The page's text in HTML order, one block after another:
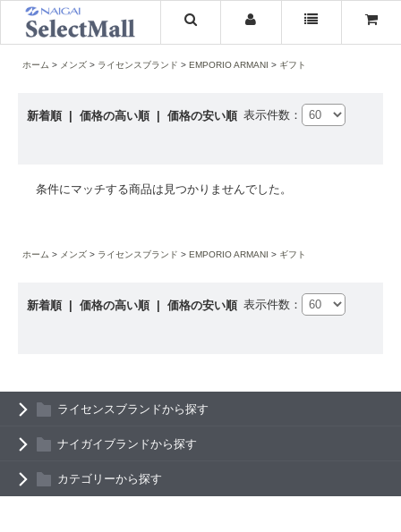
ホーム メンズ ライセンスブランド EMPORIO ARMANI ギフト
新着順 価格の高い順 価格の安い順 表示件数：
条件にマッチする商品は見つかりませんでした。
ホーム メンズ ライセンスブランド EMPORIO ARMANI ギフト
新着順 価格の高い順 価格の安い順 表示件数：
ライセンスブランドから探す
ナイガイブランドから探す
カテゴリーから探す